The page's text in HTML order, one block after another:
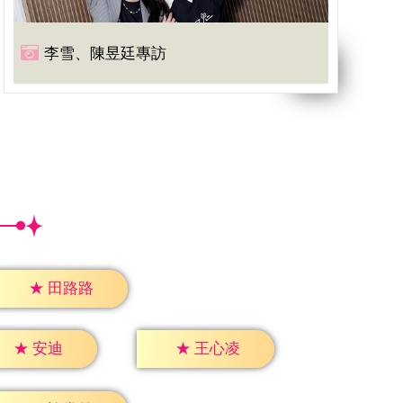
李雪、陳昱廷專訪
★ 田路路
★ 安迪 ★ 王心凌